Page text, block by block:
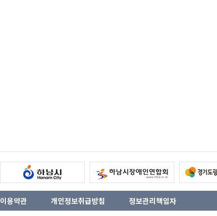
이용약관 개인정보취급방침 정보관리책임자